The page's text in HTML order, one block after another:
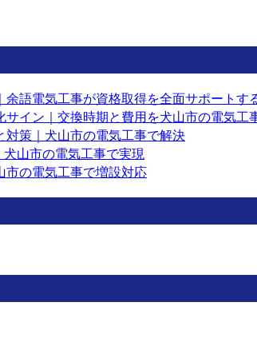
語電気工事が資格取得を全面サポートす
イン｜交換時期と費用を犬山市の電気工
策｜犬山市の電気工事で解決
山市の電気工事で実現
市の電気工事で増設対応